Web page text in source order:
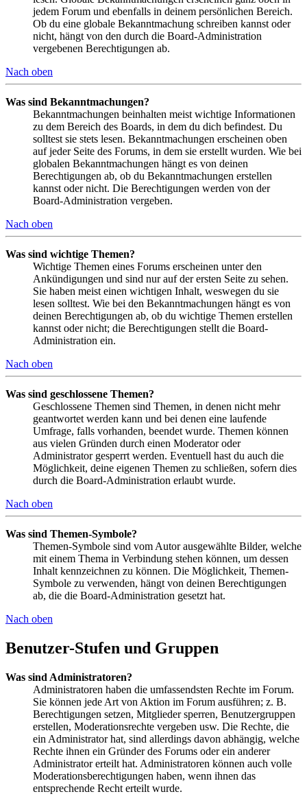
jedem Forum und ebenfalls in deinem persönlichen Bereich.
Ob du eine globale Bekanntmachung schreiben kannst oder
nicht, hängt von den durch die Board-Administration
vergebenen Berechtigungen ab.
Nach oben
Was sind Bekanntmachungen?
Bekanntmachungen beinhalten meist wichtige Informationen
zu dem Bereich des Boards, in dem du dich befindest. Du
solltest sie stets lesen. Bekanntmachungen erscheinen oben
auf jeder Seite des Forums, in dem sie erstellt wurden. Wie bei
globalen Bekanntmachungen hängt es von deinen
Berechtigungen ab, ob du Bekanntmachungen erstellen
kannst oder nicht. Die Berechtigungen werden von der
Board-Administration vergeben.
Nach oben
Was sind wichtige Themen?
Wichtige Themen eines Forums erscheinen unter den
Ankündigungen und sind nur auf der ersten Seite zu sehen.
Sie haben meist einen wichtigen Inhalt, weswegen du sie
lesen solltest. Wie bei den Bekanntmachungen hängt es von
deinen Berechtigungen ab, ob du wichtige Themen erstellen
kannst oder nicht; die Berechtigungen stellt die Board-
Administration ein.
Nach oben
Was sind geschlossene Themen?
Geschlossene Themen sind Themen, in denen nicht mehr
geantwortet werden kann und bei denen eine laufende
Umfrage, falls vorhanden, beendet wurde. Themen können
aus vielen Gründen durch einen Moderator oder
Administrator gesperrt werden. Eventuell hast du auch die
Möglichkeit, deine eigenen Themen zu schließen, sofern dies
durch die Board-Administration erlaubt wurde.
Nach oben
Was sind Themen-Symbole?
Themen-Symbole sind vom Autor ausgewählte Bilder, welche
mit einem Thema in Verbindung stehen können, um dessen
Inhalt kennzeichnen zu können. Die Möglichkeit, Themen-
Symbole zu verwenden, hängt von deinen Berechtigungen
ab, die die Board-Administration gesetzt hat.
Nach oben
Benutzer-Stufen und Gruppen
Was sind Administratoren?
Administratoren haben die umfassendsten Rechte im Forum.
Sie können jede Art von Aktion im Forum ausführen; z. B.
Berechtigungen setzen, Mitglieder sperren, Benutzergruppen
erstellen, Moderationsrechte vergeben usw. Die Rechte, die
ein Administrator hat, sind allerdings davon abhängig, welche
Rechte ihnen ein Gründer des Forums oder ein anderer
Administrator erteilt hat. Administratoren können auch volle
Moderationsberechtigungen haben, wenn ihnen das
entsprechende Recht erteilt wurde.